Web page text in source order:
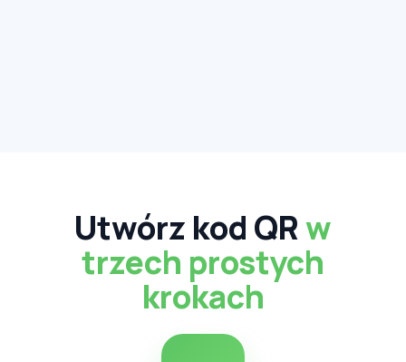
Utwórz kod QRw
trzech prostych
krokach